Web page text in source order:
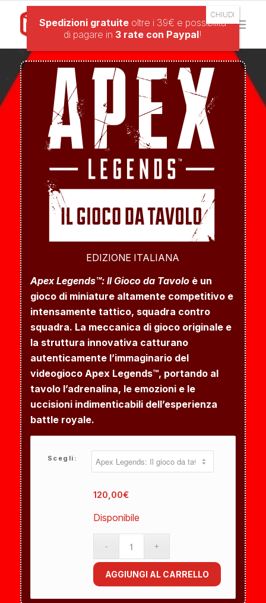
EDIZIONE ITALIANA
Apex Legends™: Il Gioco da Tavoloè un
gioco di miniature altamente competitivo e
intensamente tattico, squadra contro
squadra. La meccanica di gioco originale e
la struttura innovativa catturano
autenticamente l’immaginario del
videogioco Apex Legends™, portando al
tavolo l’adrenalina, le emozioni e le
uccisioni indimenticabili dell’esperienza
battle royale.
Scegli:
120,00€
Disponibile
AGGIUNGI AL CARRELLO
Spedizioni gratuite oltre i 39€ e possibilità
di pagare in 3 rate con Paypal!